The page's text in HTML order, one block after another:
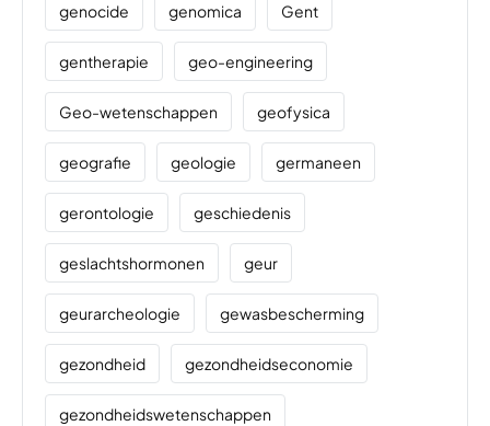
genocide genomica Gent
gentherapie geo-engineering
Geo-wetenschappen geofysica
geografie geologie germaneen
gerontologie geschiedenis
geslachtshormonen geur
geurarcheologie gewasbescherming
gezondheid gezondheidseconomie
gezondheidswetenschappen